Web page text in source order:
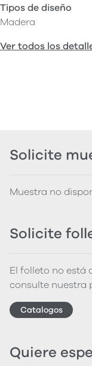
Tipos de diseño
Madera
Ver todos los
Solicite
Muestra no
Solicite
El folleto no está
consulte nuestra
Catalogos
Quiere